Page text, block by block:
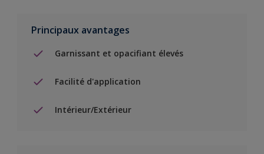
Principaux avantages
Garnissant et opacifiant élevés
Facilité d'application
Intérieur/Extérieur